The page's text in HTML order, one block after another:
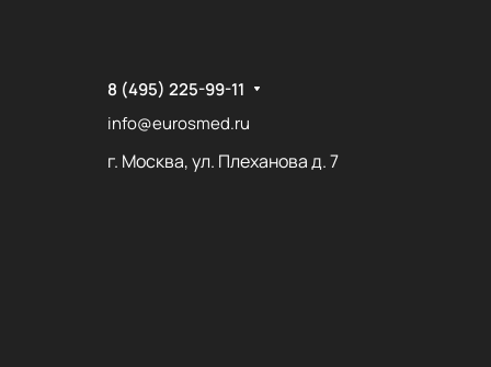
8 (495) 225-99-11
info@eurosmed.ru
г. Москва, ул. Плеханова д. 7